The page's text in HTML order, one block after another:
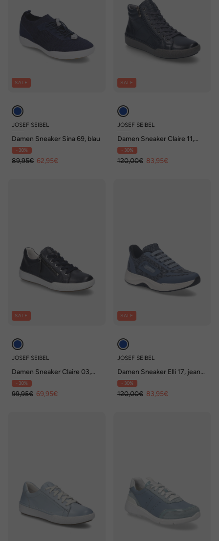
SALE
JOSEF SEIBEL
Damen Sneaker Sina 69, blau
- 30%
89,95€ 62,95€
SALE
JOSEF SEIBEL
Damen Sneaker Claire 11,
indigo
- 30%
120,00€ 83,95€
SALE
JOSEF SEIBEL
Damen Sneaker Claire 03,
indigo
- 30%
99,95€ 69,95€
SALE
JOSEF SEIBEL
Damen Sneaker Elli 17, jeans-
kombi
- 30%
120,00€ 83,95€